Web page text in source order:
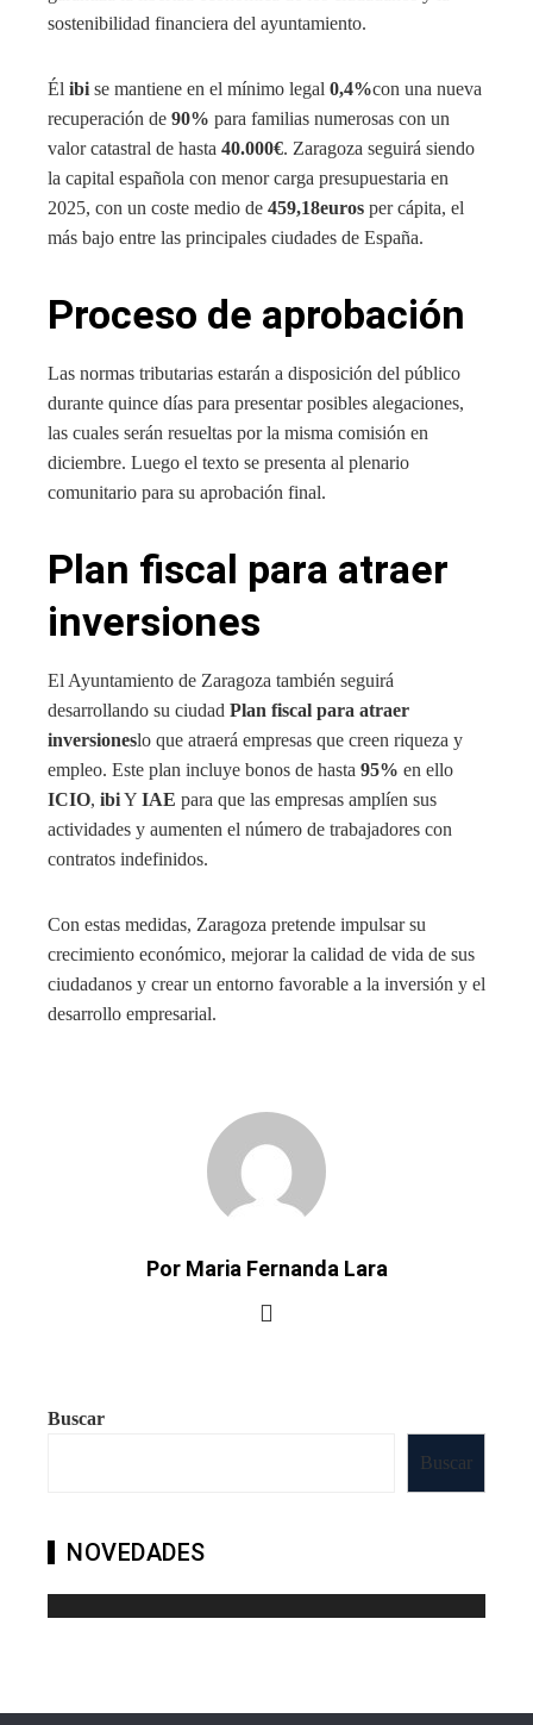
sostenibilidad financiera del ayuntamiento.
Él ibi se mantiene en el mínimo legal 0,4%con una nueva
recuperación de 90% para familias numerosas con un
valor catastral de hasta 40.000€. Zaragoza seguirá siendo
la capital española con menor carga presupuestaria en
2025, con un coste medio de 459,18euros per cápita, el
más bajo entre las principales ciudades de España.
Proceso de aprobación
Las normas tributarias estarán a disposición del público
durante quince días para presentar posibles alegaciones,
las cuales serán resueltas por la misma comisión en
diciembre. Luego el texto se presenta al plenario
comunitario para su aprobación final.
Plan fiscal para atraer
inversiones
El Ayuntamiento de Zaragoza también seguirá
desarrollando su ciudad Plan fiscal para atraer
inversioneslo que atraerá empresas que creen riqueza y
empleo. Este plan incluye bonos de hasta 95% en ello
ICIO, ibiY IAE para que las empresas amplíen sus
actividades y aumenten el número de trabajadores con
contratos indefinidos.
Con estas medidas, Zaragoza pretende impulsar su
crecimiento económico, mejorar la calidad de vida de sus
ciudadanos y crear un entorno favorable a la inversión y el
desarrollo empresarial.
Por Maria Fernanda Lara
Buscar
Buscar
NOVEDADES